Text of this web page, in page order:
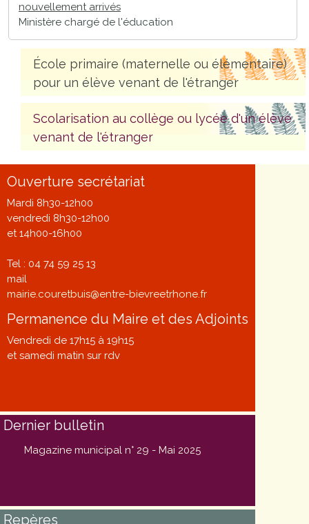
nouvellement arrivés
Ministère chargé de l'éducation
École primaire (maternelle ou élémentaire)
pour un élève venant de l'étranger
Scolarisation au collège ou lycée d'un élève
venant de l'étranger
Ouverture secrétariat
Mardi 8h30-12h00
vendredi 8h30-12h00
et 14h00-16h00
Tel : 04 74 59 25 13
mail
mairie.couretbuis@entre-bievreetrhone.fr
Permanence du Maire et des Adjoints
Vendredi de 17h15 à 19h15
et samedi matin sur rdv
Dernier bulletin
Magazine municipal n° 29 - Mai 2025
Repères